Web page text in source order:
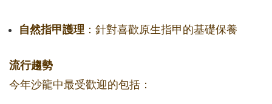
自然指甲護理 ：針對喜歡原生指甲的基礎保養
流行趨勢
今年沙龍中最受歡迎的包括：